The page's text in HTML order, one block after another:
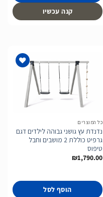
קנה עכשיו
לרשימת
המשאלות
כל המוצרים
נדנדת עץ גושני גבוהה לילדים דגם
גרפיט כוללת 2 מושבים וחבל
טיפוס
₪1,790.00
הוסף לסל